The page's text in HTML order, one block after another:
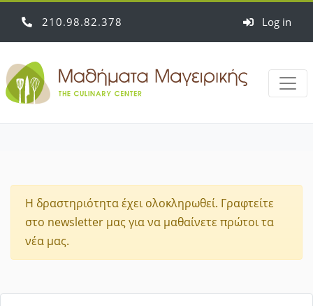
210 98 82 378 Log in
Η δραστηριότητα έχει ολοκληρωθεί. Γραφτείτε
στο newsletter μας για να μαθαίνετε πρώτοι τα
νέα μας.